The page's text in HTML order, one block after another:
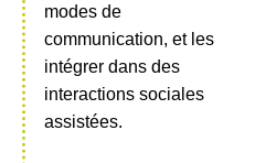
modes de
communication, et les
intégrer dans des
interactions sociales
assistées.